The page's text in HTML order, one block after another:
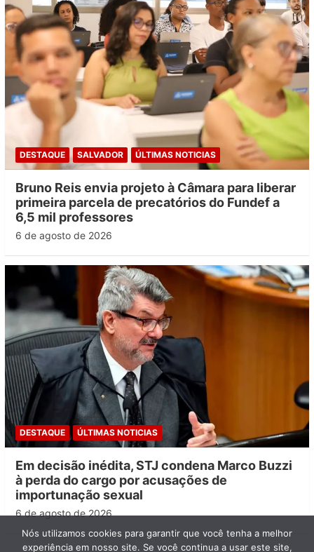
DESTAQUE SALVADOR ÚLTIMAS NOTICIAS
Bruno Reis envia projeto à Câmara para liberar
primeira parcela de precatórios do Fundef a
6,5 mil professores
6 de agosto de 2026
DESTAQUE ÚLTIMAS NOTICIAS
Em decisão inédita, STJ condena Marco Buzzi
à perda do cargo por acusações de
importunação sexual
6 de agosto de 2026
Nós utilizamos cookies para garantir que você tenha a melhor
experiência em nosso site. Se você continua a usar este site,